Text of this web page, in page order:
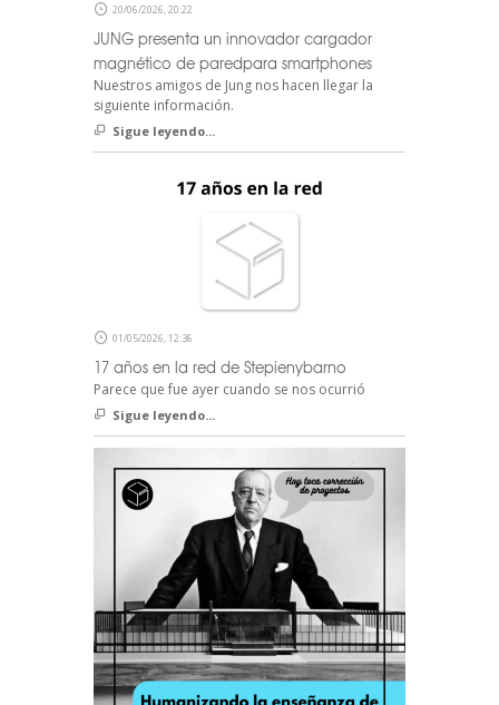
20/06/2026, 20:22
JUNG presenta un innovador cargador
magnético de paredpara smartphones
Nuestros amigos de Jung nos hacen llegar la
siguiente información.
Sigue leyendo...
01/05/2026, 12:36
17 años en la red de Stepienybarno
Parece que fue ayer cuando se nos ocurrió
Sigue leyendo...